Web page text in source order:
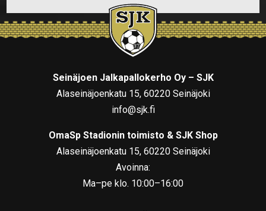
Seinäjoen Jalkapallokerho Oy – SJK
Alaseinäjoenkatu 15, 60220 Seinäjoki
info@sjk.fi
OmaSp Stadionin toimisto & SJK Shop
Alaseinäjoenkatu 15, 60220 Seinäjoki
Avoinna:
Ma–pe klo. 10:00–16:00